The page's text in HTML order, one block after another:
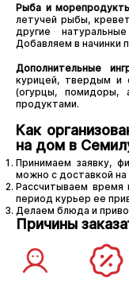
Рыба и
летучей рыбы,
другие
Добавляем в начинки
Дополнительные
курицей, твердым и
(огурцы, помидоры,
продуктами.
Как
на дом в
Принимаем заявку,
можно с доставкой
Рассчитываем время
период курьер ее
Делаем блюда и
Причины
Разнообразие меню.
предпочитает
традиционные
ценителям остроты —